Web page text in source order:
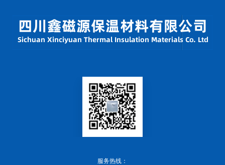
服务热线：